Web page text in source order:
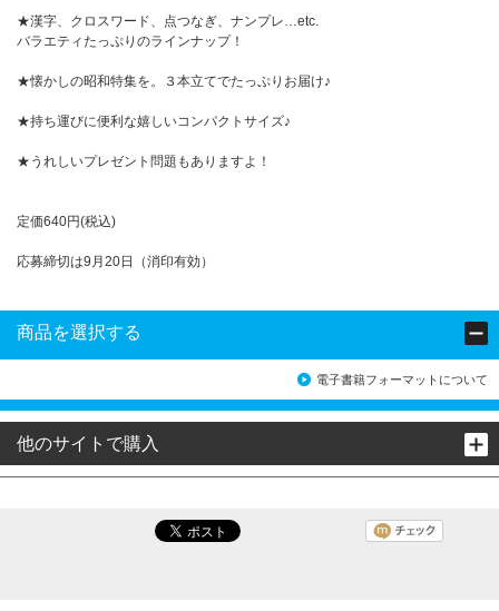
★漢字、クロスワード、点つなぎ、ナンプレ…etc.
バラエティたっぷりのラインナップ！
★懐かしの昭和特集を。３本立てでたっぷりお届け♪
★持ち運びに便利な嬉しいコンパクトサイズ♪
★うれしいプレゼント問題もありますよ！
定価640円(税込)
応募締切は9月20日（消印有効）
商品を選択する
電子書籍フォーマットについて
他のサイトで購入